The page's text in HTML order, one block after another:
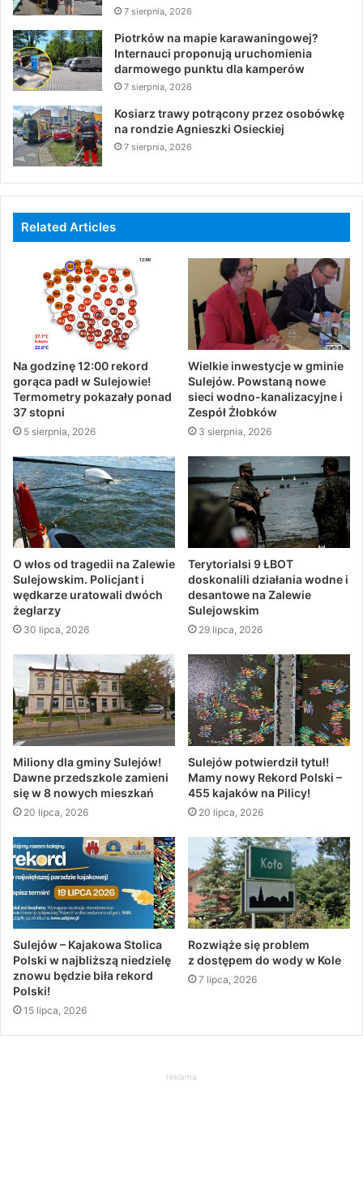
7 sierpnia, 2026
Piotrków na mapie karawaningowej?
Internauci proponują uruchomienia
darmowego punktu dla kamperów
7 sierpnia, 2026
Kosiarz trawy potrącony przez osobówkę
na rondzie Agnieszki Osieckiej
7 sierpnia, 2026
Related Articles
Na godzinę 12:00 rekord
gorąca padł w Sulejowie!
Termometry pokazały ponad
37 stopni
5 sierpnia, 2026
Wielkie inwestycje w gminie
Sulejów. Powstaną nowe
sieci wodno-kanalizacyjne i
Zespół Żłobków
3 sierpnia, 2026
O włos od tragedii na Zalewie
Sulejowskim. Policjant i
wędkarze uratowali dwóch
żeglarzy
30 lipca, 2026
Terytorialsi 9 ŁBOT
doskonalili działania wodne i
desantowe na Zalewie
Sulejowskim
29 lipca, 2026
Miliony dla gminy Sulejów!
Dawne przedszkole zamieni
się w 8 nowych mieszkań
20 lipca, 2026
Sulejów potwierdził tytuł!
Mamy nowy Rekord Polski –
455 kajaków na Pilicy!
20 lipca, 2026
Sulejów – Kajakowa Stolica
Polski w najbliższą niedzielę
znowu będzie biła rekord
Polski!
15 lipca, 2026
Rozwiąże się problem
z dostępem do wody w Kole
7 lipca, 2026
reklama